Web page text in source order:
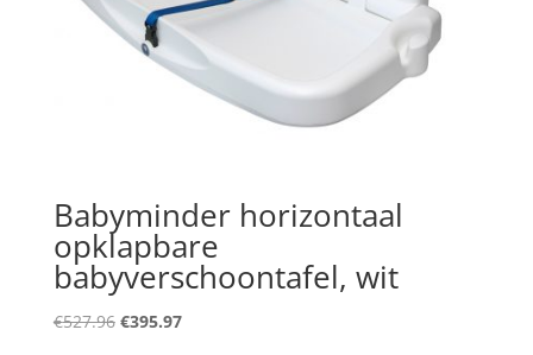
Babyminder horizontaal
opklapbare
babyverschoontafel, wit
€527.96 Original
€395.97Current